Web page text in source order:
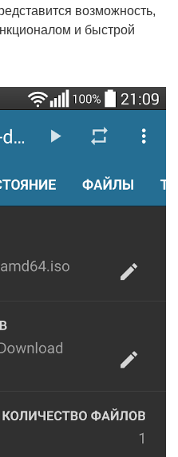
возможность,
и быстрой